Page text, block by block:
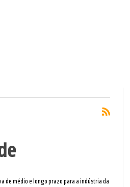
de médio e longo prazo para a indústria da